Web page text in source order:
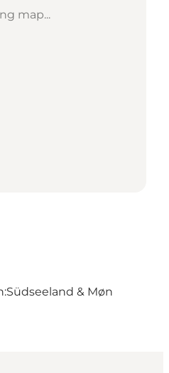
map...
Südseeland & Møn